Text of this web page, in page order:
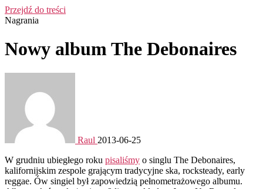
Przejdź do treści
Nagrania
Nowy album The Debonaires
Raul 2013-06-25
W grudniu ubiegłego roku pisaliśmy o singlu The Debonaires,
kalifornijskim zespole grającym tradycyjne ska, rocksteady, early
reggae. Ów singiel był zapowiedzią pełnometrażowego albumu.